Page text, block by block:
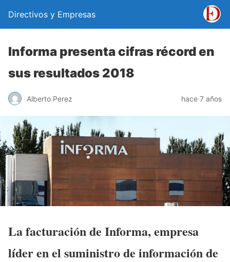
Directivos y Empresas
Informa presenta cifras récord en
sus resultados 2018
Alberto Perez hace 7 años
La facturación de Informa, empresa
líder en el suministro de información de